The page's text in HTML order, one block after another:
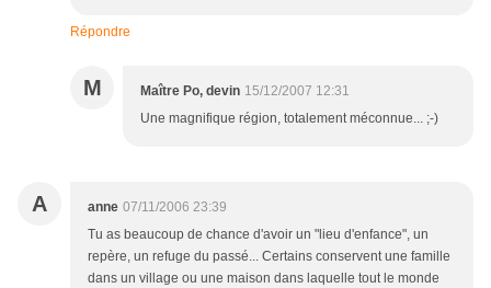
Répondre
M Maître Po, devin 15/12/2007 12:31
Une magnifique région, totalement méconnue... ;-)
A anne 07/11/2006 23:39
Tu as beaucoup de chance d'avoir un "lieu d'enfance", un
repère, un refuge du passé... Certains conservent une famille
dans un village ou une maison dans laquelle tout le monde